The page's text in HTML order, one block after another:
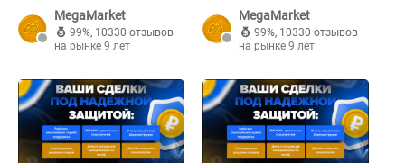
MegaMarket
99%, 10330 отзывов
на рынке 9 лет
MegaMarket
99%, 10330 отзывов
на рынке 9 лет